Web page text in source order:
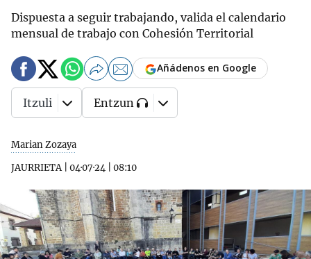
Dispuesta a seguir trabajando, valida el calendario
mensual de trabajo con Cohesión Territorial
Marian Zozaya
JAURRIETA| 04·07·24 08:10
Añádenos en Google
Itzuli Entzun